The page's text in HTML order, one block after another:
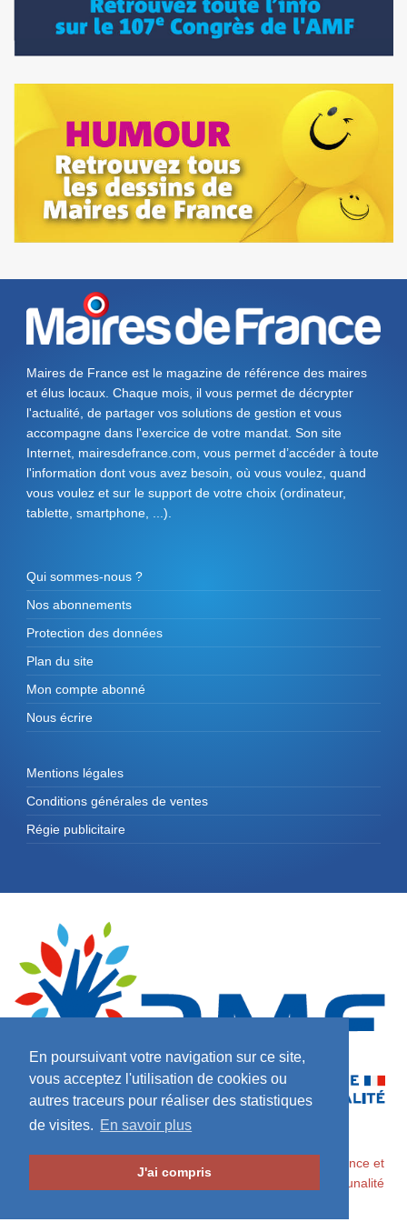
En poursuivant votre navigation sur ce site,
vous acceptez l'utilisation de cookies ou
autres traceurs pour réaliser des statistiques
de visites. En savoir plus
J'ai compris
Maires de France est le magazine de référence des maires
et élus locaux. Chaque mois, il vous permet de décrypter
l'actualité, de partager vos solutions de gestion et vous
accompagne dans l'exercice de votre mandat. Son site
Internet, mairesdefrance.com, vous permet d’accéder à toute
l'information dont vous avez besoin, où vous voulez, quand
vous voulez et sur le support de votre choix (ordinateur,
tablette, smartphone, ...).
Qui sommes-nous ?
Nos abonnements
Protection des données
Plan du site
Mon compte abonné
Nous écrire
Mentions légales
Conditions générales de ventes
Régie publicitaire
Maires de France / Association des Maires de France et
des Présidents d'Intercommunalité